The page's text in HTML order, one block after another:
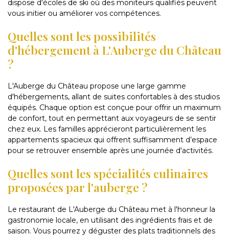
dispose d'écoles de ski où des moniteurs qualifiés peuvent
vous initier ou améliorer vos compétences.
Quelles sont les possibilités
d'hébergement à L'Auberge du Château
?
L'Auberge du Château propose une large gamme
d'hébergements, allant de suites confortables à des studios
équipés. Chaque option est conçue pour offrir un maximum
de confort, tout en permettant aux voyageurs de se sentir
chez eux. Les familles apprécieront particulièrement les
appartements spacieux qui offrent suffisamment d’espace
pour se retrouver ensemble après une journée d'activités.
Quelles sont les spécialités culinaires
proposées par l'auberge ?
Le restaurant de L'Auberge du Château met à l'honneur la
gastronomie locale, en utilisant des ingrédients frais et de
saison. Vous pourrez y déguster des plats traditionnels des